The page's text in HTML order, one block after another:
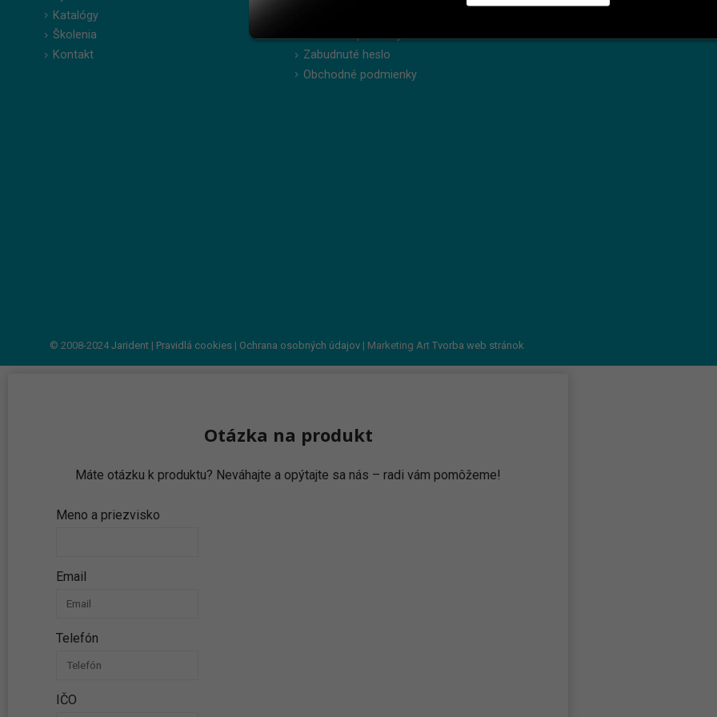
Katalógy
Školenia
Kontakt
Zabudnuté heslo
Obchodné podmienky
© 2008-2024Jarident | Pravidlá cookies | Ochrana osobných údajov | Marketing Art Tvorba web stránok
Otázka na produkt
Máte otázku k produktu? Neváhajte a opýtajte sa nás – radi vám pomôžeme!
Meno a priezvisko
Email
Telefón
IČO